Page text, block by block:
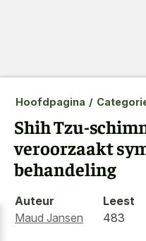
Hoofdpagina /
Shih Tzu-
veroorzaakt
behandeling
Auteur
Maud Jansen
Leest
483